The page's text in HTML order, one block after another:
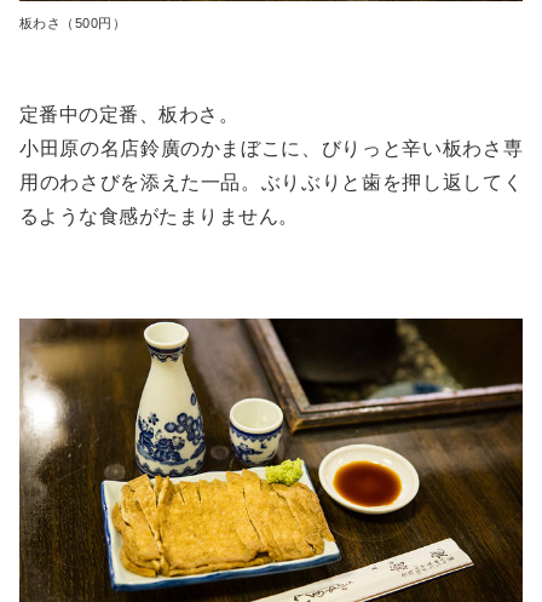
板わさ（500円）
定番中の定番、板わさ。
小田原の名店鈴廣のかまぼこに、びりっと辛い板わさ専
用のわさびを添えた一品。ぶりぶりと歯を押し返してく
るような食感がたまりません。